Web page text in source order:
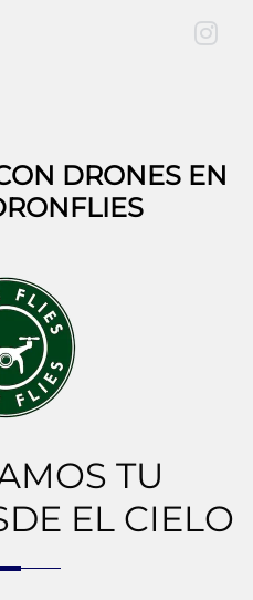
DRONES EN
TU
EL CIELO